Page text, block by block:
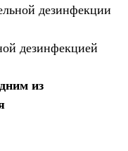
дезинфекции
дезинфекцией
из